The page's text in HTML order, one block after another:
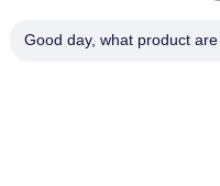
Good day, what product